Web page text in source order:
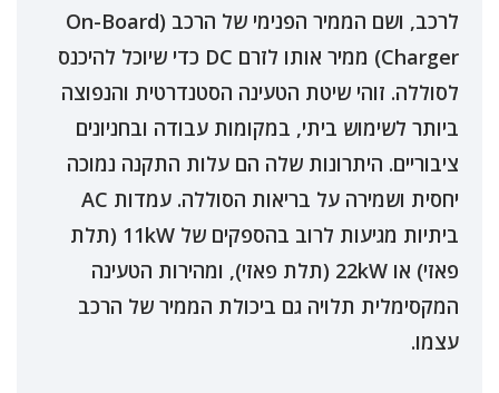
לרכב, ושם הממיר הפנימי של הרכב (On-Board
Charger) ממיר אותו לזרם DC כדי שיוכל להיכנס
לסוללה. זוהי שיטת הטעינה הסטנדרטית והנפוצה
ביותר לשימוש ביתי, במקומות עבודה ובחניונים
ציבוריים. היתרונות שלה הם עלות התקנה נמוכה
יחסית ושמירה על בריאות הסוללה. עמדות AC
ביתיות מגיעות לרוב בהספקים של 11kW (תלת
פאזי) או 22kW (תלת פאזי), ומהירות הטעינה
המקסימלית תלויה גם ביכולת הממיר של הרכב
עצמו.